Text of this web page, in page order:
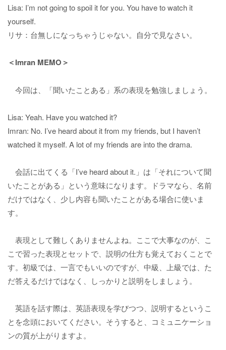
Lisa: I’m not going to spoil it for you. You have to watch it
yourself.
リサ：台無しになっちゃうじゃない。自分で見なさい。
＜Imran MEMO＞
今回は、「聞いたことある」系の表現を勉強しましょう。
Lisa: Yeah. Have you watched it?
Imran: No. I’ve heard about it from my friends, but I haven’t
watched it myself. A lot of my friends are into the drama.
会話に出てくる「I’ve heard about it.」は「それについて聞
いたことがある」という意味になります。ドラマなら、名前
だけではなく、少し内容も聞いたことがある場合に使いま
す。
表現として難しくありませんよね。ここで大事なのが、こ
こで習った表現とセットで、説明の仕方も覚えておくことで
す。初級では、一言でもいいのですが、中級、上級では、た
だ答えるだけではなく、しっかりと説明をしましょう。
英語を話す際は、英語表現を学びつつ、説明するというこ
とを念頭においてください。そうすると、コミュニケーショ
ンの質が上がりますよ。